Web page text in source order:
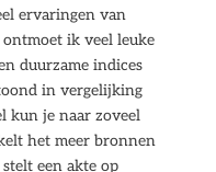
ervaringen van
ik veel leuke
duurzame indices
in vergelijking
kun je naar zoveel
het meer bronnen
een akte op